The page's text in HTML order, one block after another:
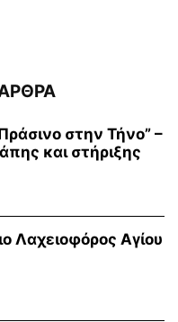
στην Τήνο” –
και στήριξης
Λαχειοφόρος Αγίου